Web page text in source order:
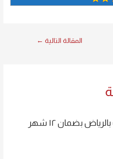
المقالة التالية ←
أجود شركة رش مبيدات بالرياض بضمان ١٢ شهر